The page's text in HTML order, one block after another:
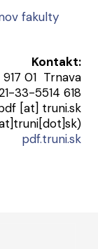
fakulty
Kontakt:
01 Trnava
33-5514 618
[at] truni.sk
pdf.truni.sk